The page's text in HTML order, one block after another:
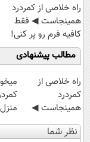
‌راه خلاصی از کمردرد
همینجاست ◀ فقط
کافیه فرم رو پر کنی!
مطالب پیشنهادی
‌راه خلاصی از
کمردرد
همینجاست ◀
فقط کافیه فرم
رو پر کنی!
نظر شما